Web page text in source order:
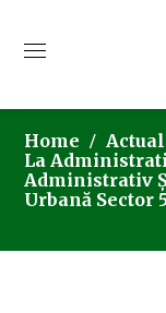
Home
La
Administrativ
Urbană Sector